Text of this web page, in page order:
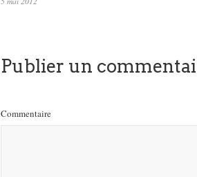
Publier un
Commentaire